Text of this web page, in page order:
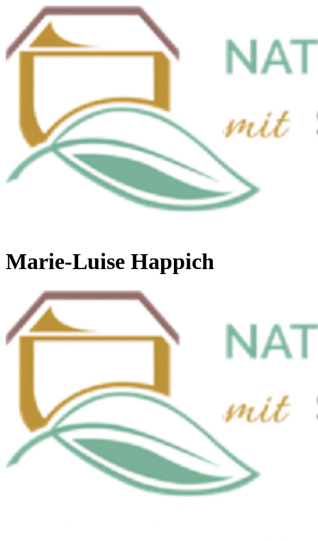
Inhalt
wechseln
Marie-Luise Happich